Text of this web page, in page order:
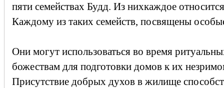
пяти семействах Будд. Из нихкаждое
Каждому из таких семейств, посвящены
Они могут использоваться во время
божествам для подготовки домов к их
Присутствие добрых духов в жилище